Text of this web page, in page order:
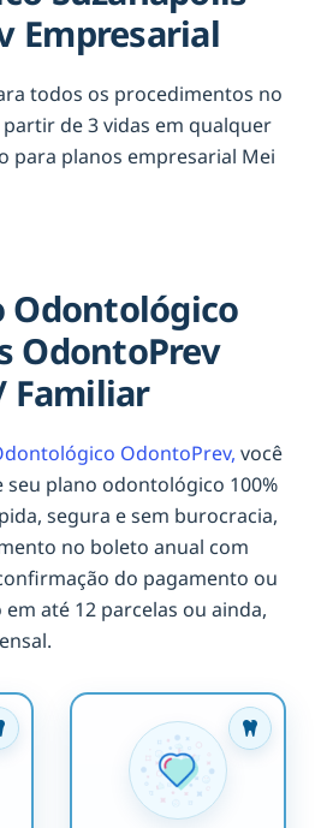
Empresarial
todos os procedimentos no
de 3 vidas em qualquer
para planos empresarial Mei
Odontológico
OdontoPrev
Familiar
OdontoPrev, você
plano odontológico 100%
segura e sem burocracia,
no boleto anual com
do pagamento ou
até 12 parcelas ou ainda,